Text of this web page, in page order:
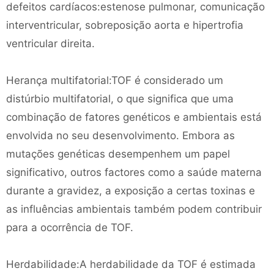
defeitos cardíacos:estenose pulmonar, comunicação
interventricular, sobreposição aorta e hipertrofia
ventricular direita.
Herança multifatorial:TOF é considerado um
distúrbio multifatorial, o que significa que uma
combinação de fatores genéticos e ambientais está
envolvida no seu desenvolvimento. Embora as
mutações genéticas desempenhem um papel
significativo, outros factores como a saúde materna
durante a gravidez, a exposição a certas toxinas e
as influências ambientais também podem contribuir
para a ocorrência de TOF.
Herdabilidade:A herdabilidade da TOF é estimada